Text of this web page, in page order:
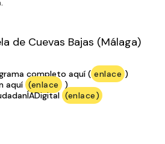
de Cuevas Bajas (Málaga)
completo aquí ( enlace )
aquí (enlace )
(enlace)